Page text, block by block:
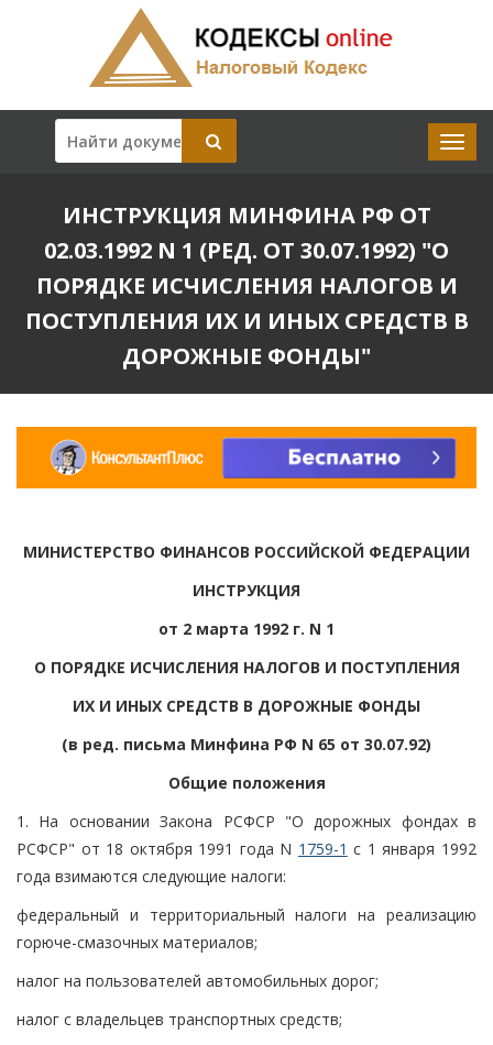
ИНСТРУКЦИЯ МИНФИНА РФ ОТ
02.03.1992 N 1 (РЕД. ОТ 30.07.1992) "О
ПОРЯДКЕ ИСЧИСЛЕНИЯ НАЛОГОВ И
ПОСТУПЛЕНИЯ ИХ И ИНЫХ СРЕДСТВ В
ДОРОЖНЫЕ ФОНДЫ"
МИНИСТЕРСТВО ФИНАНСОВ РОССИЙСКОЙ ФЕДЕРАЦИИ
ИНСТРУКЦИЯ
от 2 марта 1992 г. N 1
О ПОРЯДКЕ ИСЧИСЛЕНИЯ НАЛОГОВ И ПОСТУПЛЕНИЯ
ИХ И ИНЫХ СРЕДСТВ В ДОРОЖНЫЕ ФОНДЫ
(в ред. письма Минфина РФ N 65 от 30.07.92)
Общие положения
1. На основании Закона РСФСР "О дорожных фондах в
РСФСР" от 18 октября 1991 года N 1759-1 с 1 января 1992
года взимаются следующие налоги:
федеральный и территориальный налоги на реализацию
горюче-смазочных материалов;
налог на пользователей автомобильных дорог;
налог с владельцев транспортных средств;